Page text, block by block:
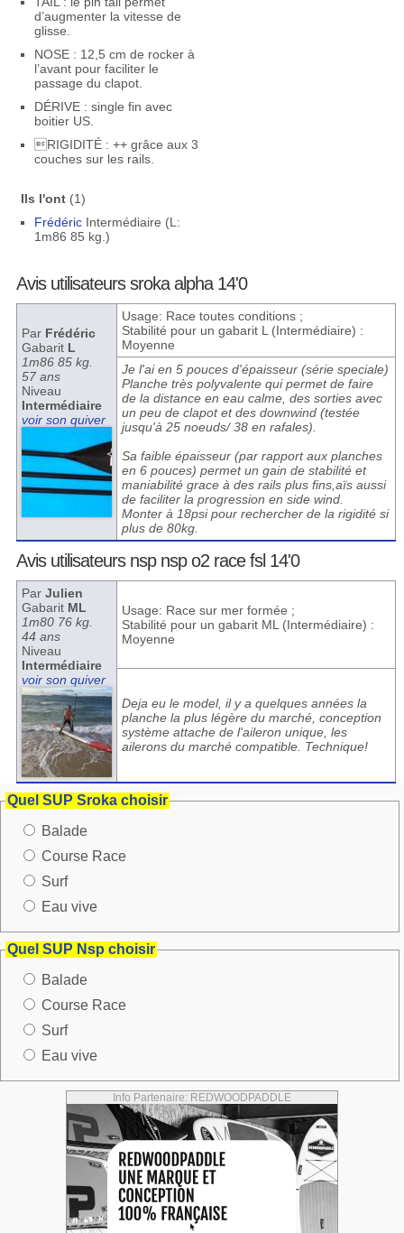
d’augmenter la vitesse de
glisse.
NOSE : 12,5 cm de rocker à
l’avant pour faciliter le
passage du clapot.
DÉRIVE : single fin avec
boitier US.
RIGIDITÉ : ++ grâce aux 3
couches sur les rails.
Ils l'ont(1)
FrédéricIntermédiaire (L:
1m86 85 kg.)
Avis utilisateurs sroka alpha 14'0
Par Frédéric
Gabarit L
1m86 85 kg.
57 ans
Niveau
Intermédiaire
voir son quiver
Usage: Race toutes conditions ;
Stabilité pour un gabarit L (Intermédiaire) :
Moyenne
Je l'ai en 5 pouces d'épaisseur (série speciale)
Planche très polyvalente qui permet de faire
de la distance en eau calme, des sorties avec
un peu de clapot et des downwind (testée
jusqu'à 25 noeuds/ 38 en rafales).
Sa faible épaisseur (par rapport aux planches
en 6 pouces) permet un gain de stabilité et
maniabilité grace à des rails plus fins,aïs aussi
de faciliter la progression en side wind.
Monter à 18psi pour rechercher de la rigidité si
plus de 80kg.
Avis utilisateurs nsp nsp o2 race fsl 14'0
Par Julien
Gabarit ML
1m80 76 kg.
44 ans
Niveau
Intermédiaire
voir son quiver
Usage: Race sur mer formée ;
Stabilité pour un gabarit ML (Intermédiaire) :
Moyenne
Deja eu le model, il y a quelques années la
planche la plus légère du marché, conception
système attache de l'aileron unique, les
ailerons du marché compatible. Technique!
Quel SUP Sroka choisir
Balade
Course Race
Surf
Eau vive
Quel SUP Nsp choisir
Balade
Course Race
Surf
Eau vive
Info Partenaire: REDWOODPADDLE